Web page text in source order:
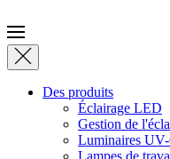
Des produits
Éclairage LED
Gestion de
Luminaires
Lampes de